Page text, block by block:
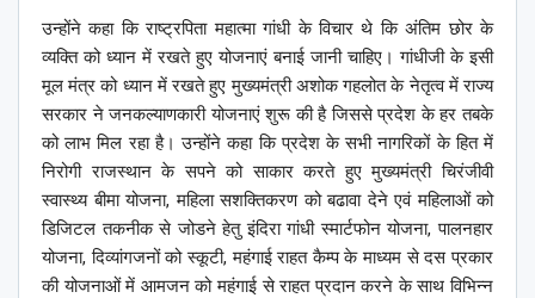
उन्होंने कहा कि राष्ट्रपिता महात्मा गांधी के विचार थे कि अंतिम छोर के
व्यक्ति को ध्यान में रखते हुए योजनाएं बनाई जानी चाहिए। गांधीजी के इसी
मूल मंत्र को ध्यान में रखते हुए मुख्यमंत्री अशोक गहलोत के नेतृत्व में राज्य
सरकार ने जनकल्याणकारी योजनाएं शुरू की है जिससे प्रदेश के हर तबके
को लाभ मिल रहा है। उन्होंने कहा कि प्रदेश के सभी नागरिकों के हित में
निरोगी राजस्थान के सपने को साकार करते हुए मुख्यमंत्री चिरंजीवी
स्वास्थ्य बीमा योजना, महिला सशक्तिकरण को बढावा देने एवं महिलाओं को
डिजिटल तकनीक से जोडने हेतु इंदिरा गांधी स्मार्टफोन योजना, पालनहार
योजना, दिव्यांगजनों को स्कूटी, महंगाई राहत कैम्प के माध्यम से दस प्रकार
की योजनाओं में आमजन को महंगाई से राहत प्रदान करने के साथ विभिन्न